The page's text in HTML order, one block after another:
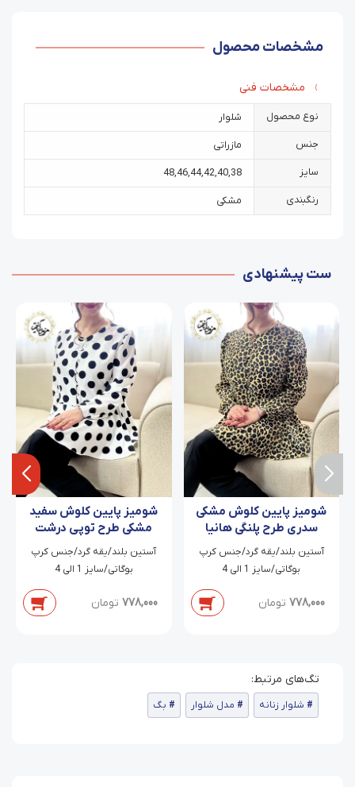
مشخصات محصول
مشخصات فنی
نوع محصول شلوار
جنس مازراتی
سایز 38
,
40
,
42
,
44
,
46
,
48
رنگبندی مشکی
ست پیشنهادی
شومیز پایین کلوش مشکی
سدری طرح پلنگی هانیا
آستین بلند/یقه گرد/جنس کرپ
بوگاتی/سایز 1 الی 4
778,000 تومان
شومیز پایین کلوش سفید
مشکی طرح توپی درشت
آهوا
آستین بلند/یقه گرد/جنس کرپ
بوگاتی/سایز 1 الی 4
778,000 تومان
شلوار زنانه مدل شلوار بگ